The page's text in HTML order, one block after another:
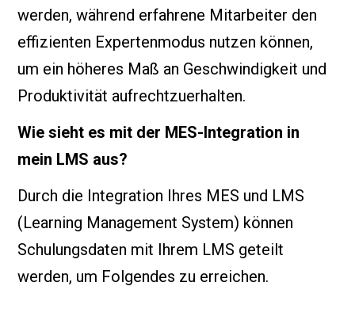
werden, während erfahrene Mitarbeiter den
effizienten Expertenmodus nutzen können,
um ein höheres Maß an Geschwindigkeit und
Produktivität aufrechtzuerhalten.
Wie sieht es mit der MES-Integration in
mein LMS aus?
Durch die Integration Ihres MES und LMS
(Learning Management System) können
Schulungsdaten mit Ihrem LMS geteilt
werden, um Folgendes zu erreichen.